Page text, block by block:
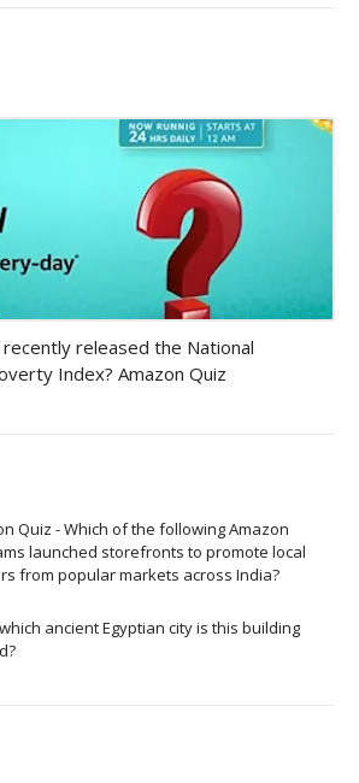
released the National
Index? Amazon Quiz
Quiz - Which of the following Amazon
launched storefronts to promote local
from popular markets across India?
ancient Egyptian city is this building